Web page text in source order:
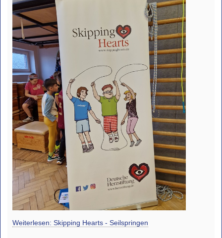
Weiterlesen: Skipping Hearts - Seilspringen